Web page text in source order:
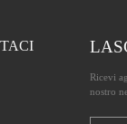
Ricevi
nostro